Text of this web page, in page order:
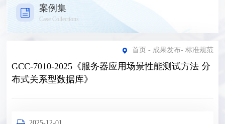
案例集
Case Collections
首页 - 成果发布- 标准规范
GCC-7010-2025《服务器应用场景性能测试方法 分
布式关系型数据库》